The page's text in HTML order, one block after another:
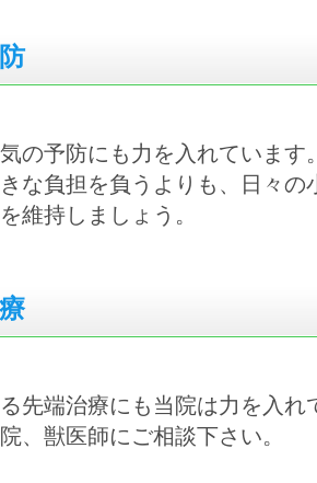
の予防にも力を入れています
な負担を負うよりも、日々の
維持しましょう。
先端治療にも当院は力を入れ
、獣医師にご相談下さい。